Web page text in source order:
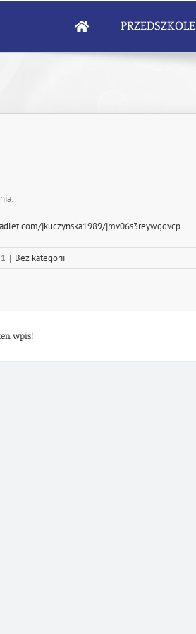
PRZEDSZKOLE
jkuczynska1989/jmv06s3reywgqvcp
| Bez kategorii
wpis!